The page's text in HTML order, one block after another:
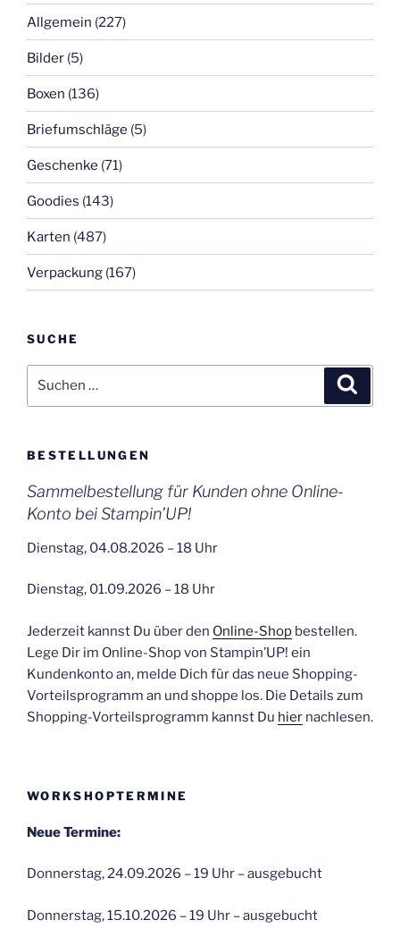
Allgemein (227)
Bilder (5)
Boxen (136)
Briefumschläge (5)
Geschenke (71)
Goodies (143)
Karten (487)
Verpackung (167)
SUCHE
nach:
BESTELLUNGEN
Sammelbestellung für Kunden ohne Online-
Konto bei Stampin’UP!
Dienstag, 04.08.2026 – 18 Uhr
Dienstag, 01.09.2026 – 18 Uhr
Jederzeit kannst Du über den Online-Shop bestellen.
Lege Dir im Online-Shop von Stampin’UP! ein
Kundenkonto an, melde Dich für das neue Shopping-
Vorteilsprogramm an und shoppe los. Die Details zum
Shopping-Vorteilsprogramm kannst Du hier nachlesen.
WORKSHOPTERMINE
Neue Termine:
Donnerstag, 24.09.2026 – 19 Uhr – ausgebucht
Donnerstag, 15.10.2026 – 19 Uhr – ausgebucht